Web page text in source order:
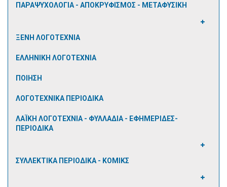
ΠΑΡΑΨΥΧΟΛΟΓΙΑ - ΑΠΟΚΡΥΦΙΣΜΟΣ - ΜΕΤΑΦΥΣΙΚΗ
ΞΕΝΗ ΛΟΓΟΤΕΧΝΙΑ
ΕΛΛΗΝΙΚΗ ΛΟΓΟΤΕΧΝΙΑ
ΠΟΙΗΣΗ
ΛΟΓΟΤΕΧΝΙΚΑ ΠΕΡΙΟΔΙΚΑ
ΛΑΪΚΗ ΛΟΓΟΤΕΧΝΙΑ - ΦΥΛΛΑΔΙΑ - ΕΦΗΜΕΡΙΔΕΣ-
ΠΕΡΙΟΔΙΚΑ
ΣΥΛΛΕΚΤΙΚΑ ΠΕΡΙΟΔΙΚΑ - ΚΟΜΙΚΣ